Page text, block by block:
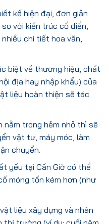
kế hiện đại, đơn giản
với kiến trúc cổ điển,
chi tiết hoa văn,
biệt về thương hiệu, chất
địa hay nhập khẩu) của
liệu hoàn thiện sẽ tác
nằm trong hẻm nhỏ thì sẽ
vật tư, máy móc, làm
chuyển.
yếu tại Cần Giờ có thể
móng tốn kém hơn (như
liệu xây dựng và nhân